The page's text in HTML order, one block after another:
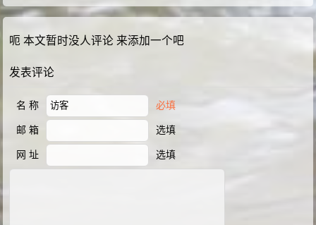
呃 本文暂时没人评论 来添加一个吧
发表评论
名 称 必填
邮 箱 选填
网 址 选填